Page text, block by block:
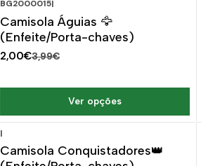
-50% DESCONTO
BG2000015|
Camisola Águias 🦅
(Enfeite/Porta-chaves)
2,00€3,99€
Ver opções
-50% DESCONTO
|
Camisola Conquistadores👑